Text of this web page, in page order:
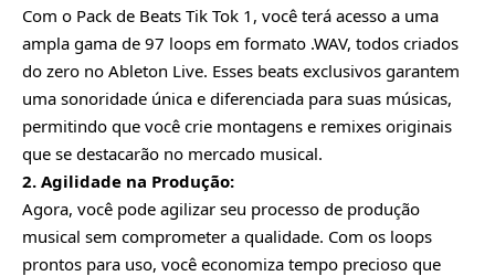
Com o Pack de Beats Tik Tok 1, você terá acesso a uma
ampla gama de 97 loops em formato .WAV, todos criados
do zero no Ableton Live. Esses beats exclusivos garantem
uma sonoridade única e diferenciada para suas músicas,
permitindo que você crie montagens e remixes originais
que se destacarão no mercado musical.
2. Agilidade na Produção:
Agora, você pode agilizar seu processo de produção
musical sem comprometer a qualidade. Com os loops
prontos para uso, você economiza tempo precioso que